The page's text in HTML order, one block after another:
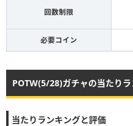
回数制限
必要コイン
POTW(5/28)ガチャの当たり
当たりランキングと評価